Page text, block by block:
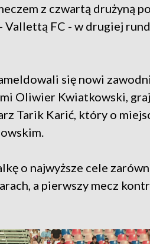
z czwartą drużyną
Vallettą FC - w drugiej
się nowi
Oliwier Kwiatkowski,
Tarik Karić, który o
o najwyższe cele
a pierwszy mecz